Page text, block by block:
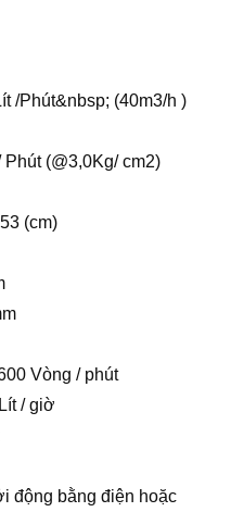
/Phút&nbsp; (40m3/h )
(@3,0Kg/ cm2)
(cm)
Vòng / phút
/ giờ
động bằng điện hoặc